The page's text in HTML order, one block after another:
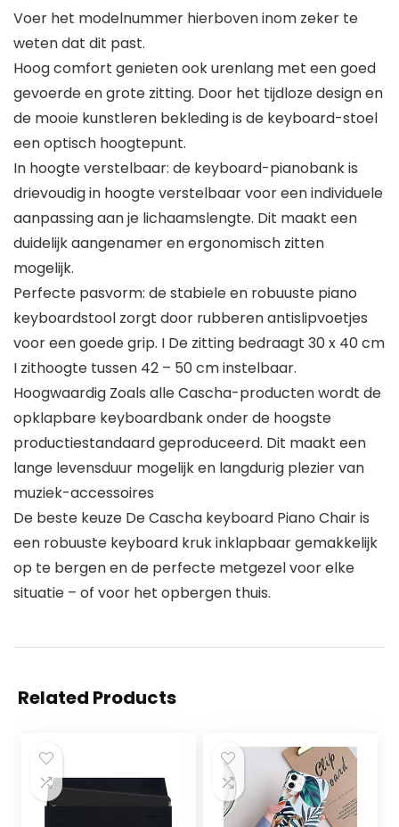
Voer het modelnummer hierboven inom zeker te
weten dat dit past.
Hoog comfort genieten ook urenlang met een goed
gevoerde en grote zitting. Door het tijdloze design en
de mooie kunstleren bekleding is de keyboard-stoel
een optisch hoogtepunt.
In hoogte verstelbaar: de keyboard-pianobank is
drievoudig in hoogte verstelbaar voor een individuele
aanpassing aan je lichaamslengte. Dit maakt een
duidelijk aangenamer en ergonomisch zitten
mogelijk.
Perfecte pasvorm: de stabiele en robuuste piano
keyboardstool zorgt door rubberen antislipvoetjes
voor een goede grip. I De zitting bedraagt 30 x 40 cm
I zithoogte tussen 42 – 50 cm instelbaar.
Hoogwaardig Zoals alle Cascha-producten wordt de
opklapbare keyboardbank onder de hoogste
productiestandaard geproduceerd. Dit maakt een
lange levensduur mogelijk en langdurig plezier van
muziek-accessoires
De beste keuze De Cascha keyboard Piano Chair is
een robuuste keyboard kruk inklapbaar gemakkelijk
op te bergen en de perfecte metgezel voor elke
situatie – of voor het opbergen thuis.
Related Products